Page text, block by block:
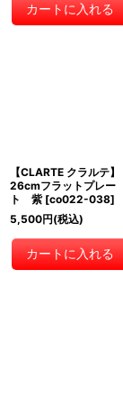
カートに入れる
【CLARTE クラルテ】
26cmフラットプレー
ト 紫 [co022-038]
5,500円(税込)
カートに入れる